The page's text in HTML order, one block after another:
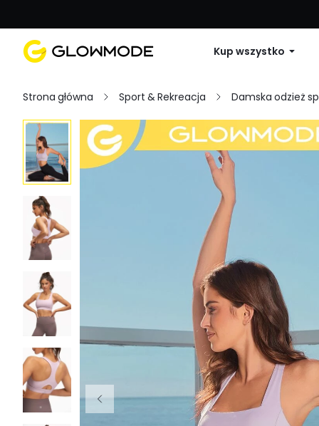
Kup wszystko
Strona główna Sport & Rekreacja Damska odzież